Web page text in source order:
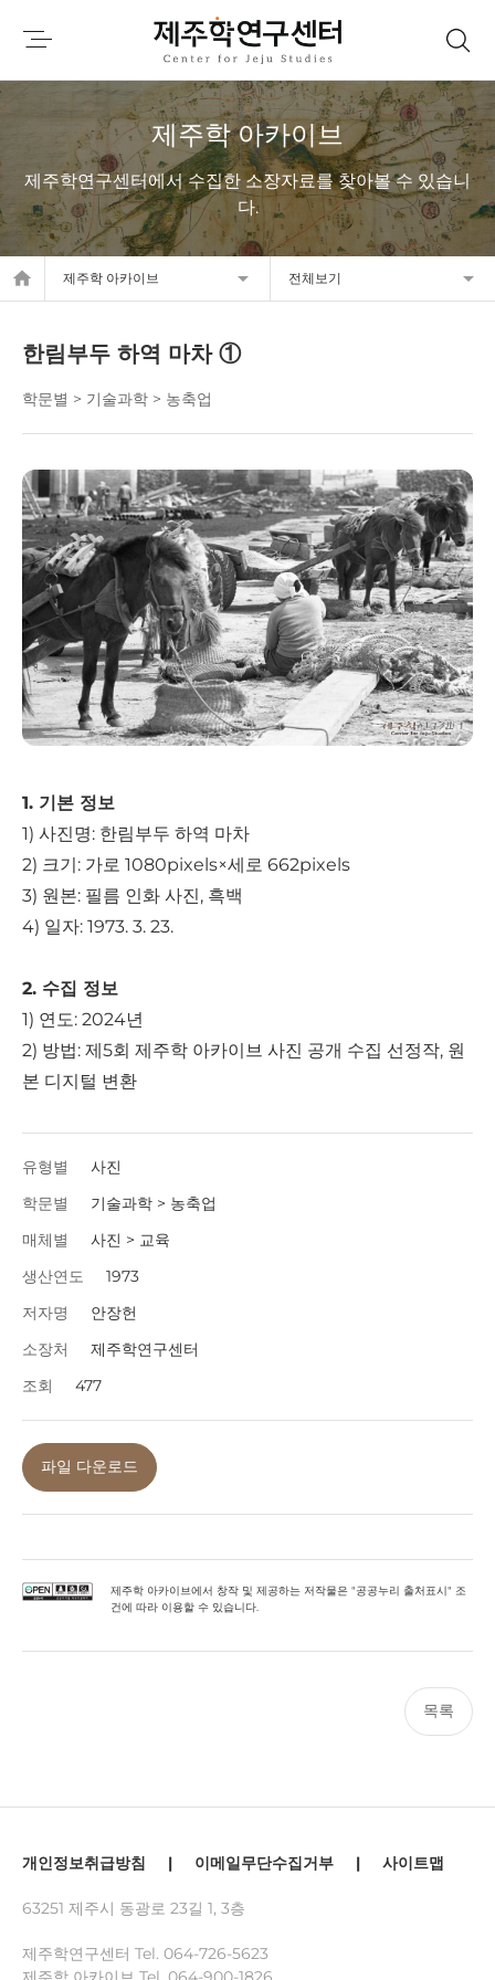
제주학 아카이브
제주학연구센터에서 수집한 소장자료를 찾아볼 수 있습니
다.
home 제주학 아카이브 전체보기
한림부두 하역 마차 ①
학문별 > 기술과학 > 농축업
1. 기본 정보
1) 사진명: 한림부두 하역 마차
2) ​크기: 가로 1080pixels×세로 662pixels​
3) 원본: 필름 인화 사진, 흑백
4) 일자: 1973. 3. 23.
2. 수집 정보
1) 연도: 2024년
2) 방법: 제5회 제주학 아카이브 사진 공개 수집 선정작, 원
본 디지털 변환
유형별
사진
학문별
기술과학 > 농축업
매체별
사진 > 교육
생산연도
1973
저자명
안장헌
소장처
제주학연구센터
조회
477
파일 다운로드
제주학 아카이브에서 창작 및 제공하는 저작물은 "공공누리 출처표시" 조
건에 따라 이용할 수 있습니다.
목록
개인정보취급방침 | 이메일무단수집거부 | 사이트맵
63251 제주시 동광로 23길 1, 3층
제주학연구센터 Tel. 064-726-5623